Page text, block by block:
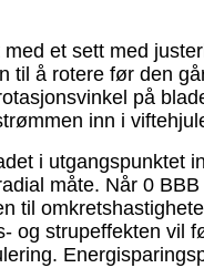
et sett med
å rotere før den
på
inn i
i utgangspunktet
måte. Når 0
til
og strupeffekten vil